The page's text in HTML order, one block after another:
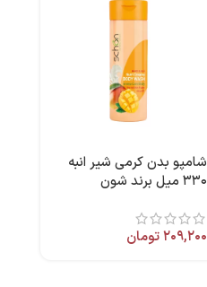
شامپو بدن کرمی شیر انبه
۳۳۰ میل برند شون
۲۰۹,۲۰۰تومان